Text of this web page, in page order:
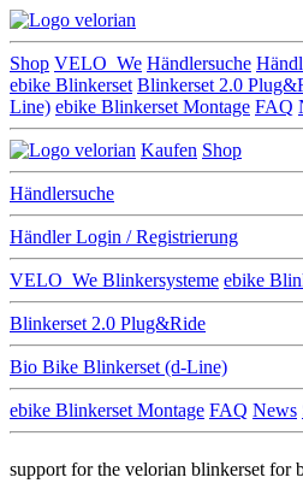
Shop VELO_We Händlersuche
ebike Blinkerset Blinkerset 2.0
Line) ebike Blinkerset Montage FAQ
Kaufen Shop
Händlersuche
Händler Login / Registrierung
VELO_We Blinkersysteme ebike
Blinkerset 2.0 Plug&Ride
Bio Bike Blinkerset (d-Line)
ebike Blinkerset Montage FAQ News
support for the velorian blinkerset for